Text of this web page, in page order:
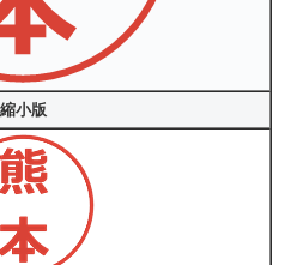
縮小版